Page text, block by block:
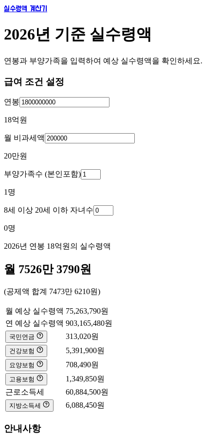
실수령액 계산기
2026년 기준 실수령액
연봉과 부양가족을 입력하여 예상 실수령액을 확인하세요.
급여 조건 설정
연봉
18억원
월 비과세액
20만원
부양가족수 (본인포함)
1 명
8세 이상 20세 이하 자녀수
0명
2026년 연봉 18억원의 실수령액
월 7526만 3790원
(공제액 합계 7473만 6210원)
월 예상 실수령액 75,263,790원
연 예상 실수령액 903,165,480원
국민연금 313,020원
건강보험 5,391,900원
요양보험 708,490원
고용보험 1,349,850원
근로소득세
60,884,500원
지방소득세 6,088,450원
안내사항